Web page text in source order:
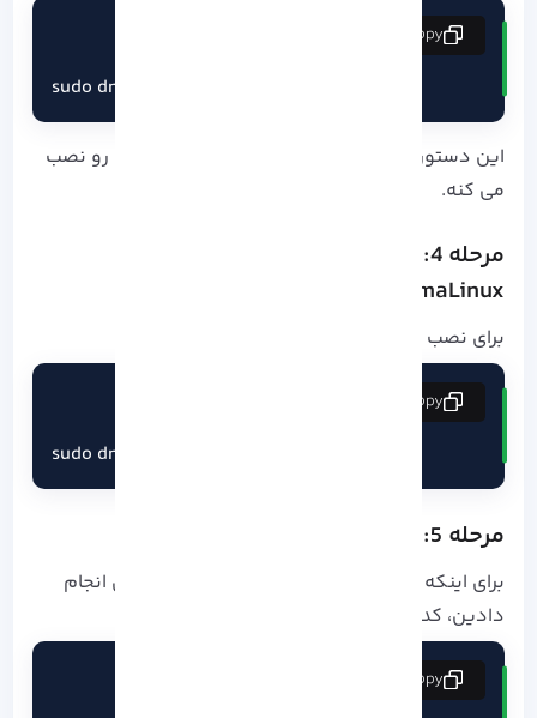
sudo dnf groupinstall "Development Tools"
copy
این دستور مجموعه‌ ای از ابزارهای ضروری توسعه رو نصب
می کنه.
AlmaLinux
برای نصب کامپایلر ++C دستور زیر رو بزنین:
sudo dnf install gcc-c++
copy
مرحله 5: تست نهایی نصب
برای اینکه مطمئن بشید مراحل نصب رو به درستی انجام
دادین، کد دستوری زیر رو اجرا کنید:
copy